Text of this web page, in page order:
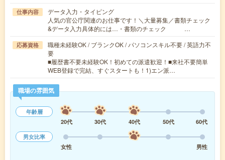
仕事内容
データ入力・タイピング
人気の官公庁関連のお仕事です！＼大量募集／書類チェック
&データ入力具体的には…・書類のチェック …
応募資格
職種未経験OK / ブランクOK / パソコンスキル不要 / 英語力不
要
■履歴書不要未経験OK！初めての派遣歓迎！■来社不要簡単
WEB登録で完結、すぐスタートも！1)エン派…
職場の雰囲気
年齢層
20代
30代 40代 50代
60代
男女比率
女性
男性